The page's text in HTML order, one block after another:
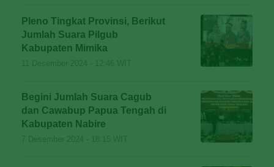
Pleno Tingkat Provinsi, Berikut
Jumlah Suara Pilgub
Kabupaten Mimika
Begini Jumlah Suara Cagub
dan Cawabup Papua Tengah di
Kabupaten Nabire